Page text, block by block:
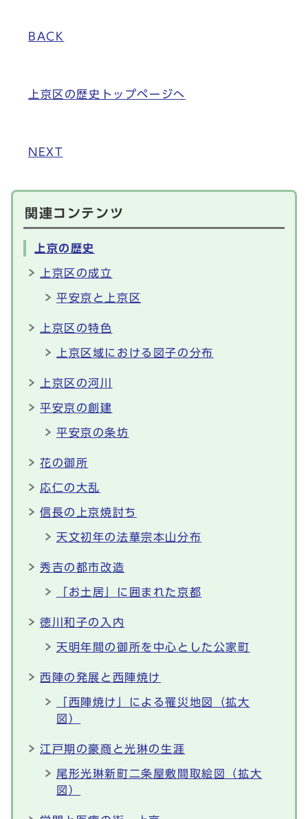
BACK
上京区の歴史トップページへ
NEXT
関連コンテンツ
上京の歴史
上京区の成立
平安京と上京区
上京区の特色
上京区域における図子の分布
上京区の河川
平安京の創建
平安京の条坊
花の御所
応仁の大乱
信長の上京焼討ち
天文初年の法華宗本山分布
秀吉の都市改造
「お土居」に囲まれた京都
徳川和子の入内
天明年間の御所を中心とした公家町
西陣の発展と西陣焼け
「西陣焼け」による罹災地図（拡大
図）
江戸期の豪商と光琳の生涯
尾形光琳新町二条屋敷間取絵図（拡大
図）